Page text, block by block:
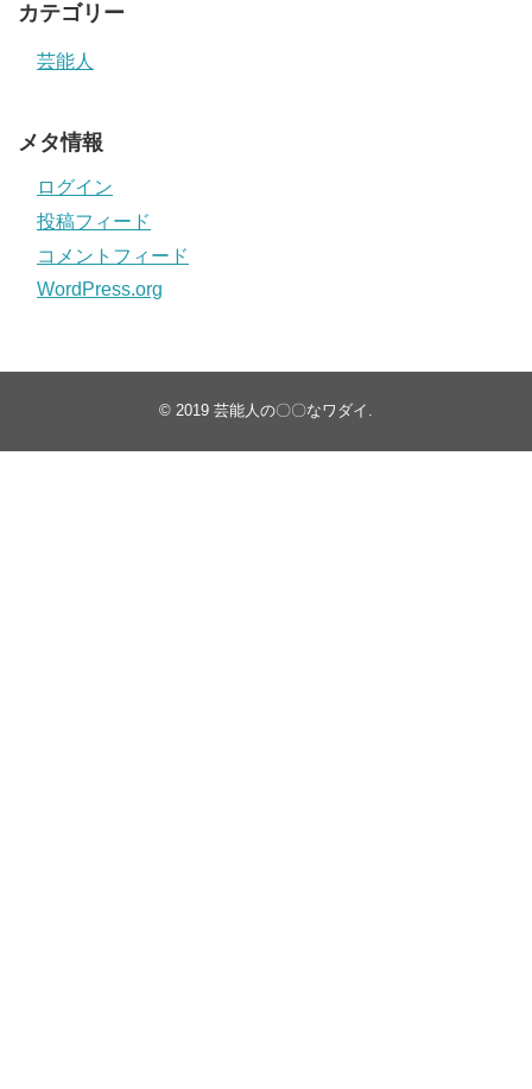
カテゴリー
芸能人
メタ情報
ログイン
投稿フィード
コメントフィード
WordPress.org
© 2019 芸能人の〇〇なワダイ